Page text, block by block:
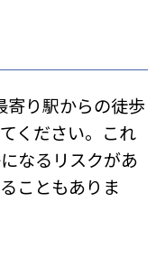
り駅からの徒歩
ください。これ
なるリスクがあ
こともありま